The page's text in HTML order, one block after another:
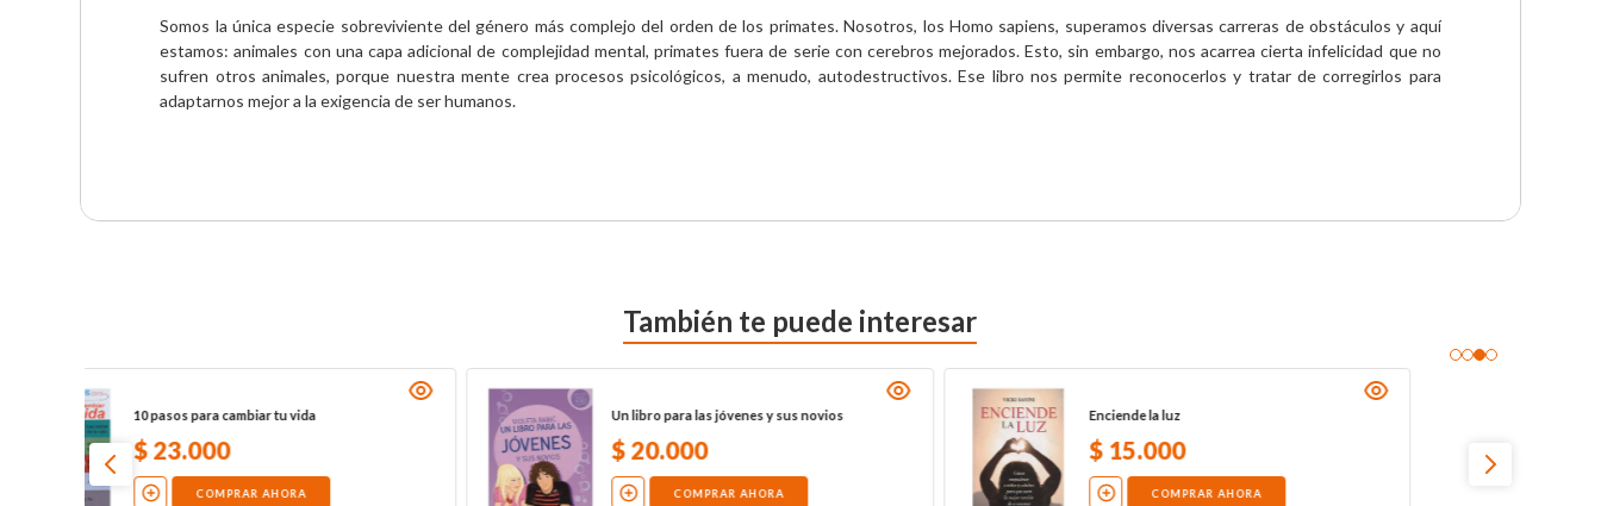
Somos la única especie sobreviviente del género más complejo del orden de los primates. Nosotros, los Homo sapiens, superamos diversas carreras de obstáculos y aquí
estamos: animales con una capa adicional de complejidad mental, primates fuera de serie con cerebros mejorados. Esto, sin embargo, nos acarrea cierta infelicidad que no
sufren otros animales, porque nuestra mente crea procesos psicológicos, a menudo, autodestructivos. Ese libro nos permite reconocerlos y tratar de corregirlos para
adaptarnos mejor a la exigencia de ser humanos.
También te puede interesar
10 pasos para cambiar tu vida
COMPRAR AHORA
Un libro para las jóvenes y sus novios
COMPRAR AHORA COMPRAR AHORA